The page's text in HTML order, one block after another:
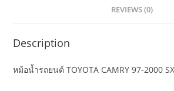
REVIEWS (0)
Description
หม้อน้ำรถยนต์ TOYOTA CAMRY 97-2000